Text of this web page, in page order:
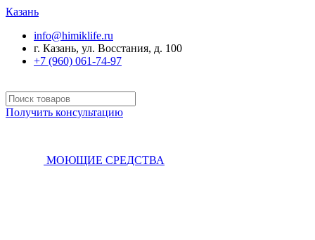
Казань
info@himiklife.ru
г. Казань, ул. Восстания, д. 100
+7 (960) 061-74-97
Получить консультацию
МОЮЩИЕ СРЕДСТВА